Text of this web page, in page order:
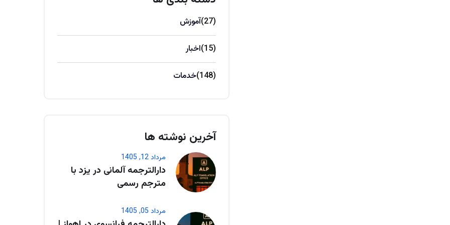
آموزش (27)
اخبار (15)
خدمات (148)
آخرین نوشته ها
مرداد 12, 1405
دارالترجمه آلمانی در یزد با
مترجم رسمی
مرداد 05, 1405